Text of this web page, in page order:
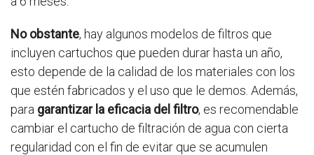
No obstante, hay algunos modelos de filtros que
incluyen cartuchos que pueden durar hasta un año,
esto depende de la calidad de los materiales con los
que estén fabricados y el uso que le demos. Además,
para garantizar la eficacia del filtro, es recomendable
cambiar el cartucho de filtración de agua con cierta
regularidad con el fin de evitar que se acumulen